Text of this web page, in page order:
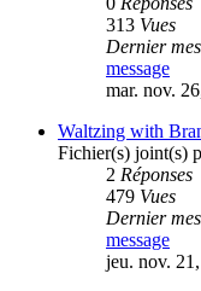
313 Vues
Dernier
message
mar. nov.
Waltzing with
Fichier(s) joint(s)
2 Réponses
479 Vues
Dernier
message
jeu. nov.